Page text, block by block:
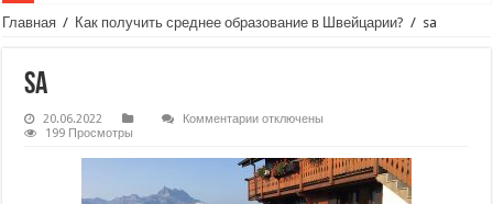
Главная / Как получить среднее образование в Швейцарии? / sa
sa
20.06.2022 Комментариикотключены
199 Просмотры